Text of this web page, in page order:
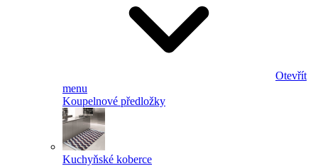
Otevřít
menu
Koupelnové předložky
Kuchyňské koberce